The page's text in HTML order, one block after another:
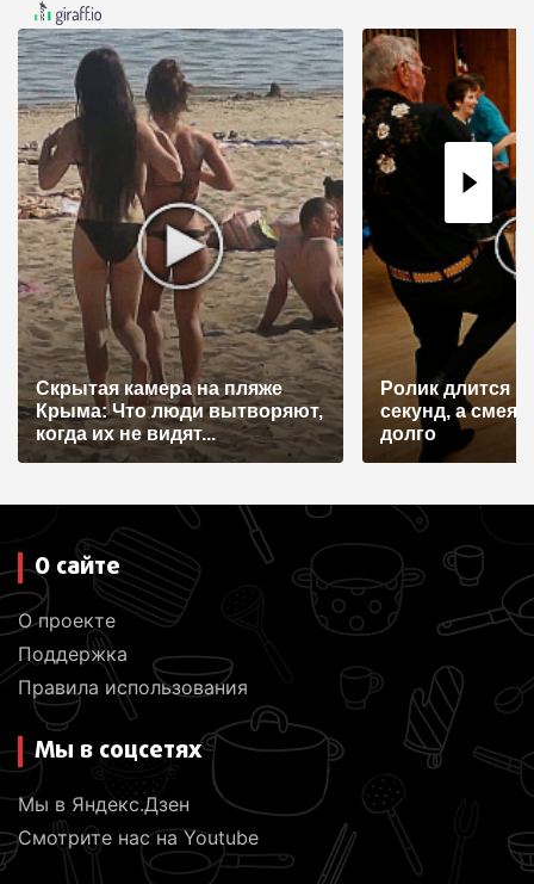
а
ц
и
я
п
о
з
а
п
и
с
я
Скрытая камера на пляже
Крыма: Что люди вытворяют,
когда их не видят...
Ролик длится
секунд, а
долго
О сайте
О проекте
Поддержка
Правила использования
Мы в соцсетях
Мы в Яндекс.Дзен
Смотрите нас на Youtube